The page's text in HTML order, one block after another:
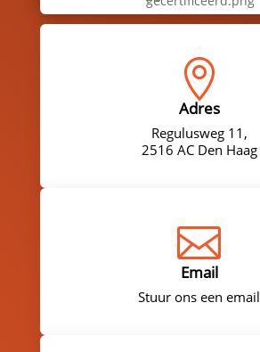

Adres
Regulusweg 11,
2516 AC Den Haag

Email
Stuur ons een email